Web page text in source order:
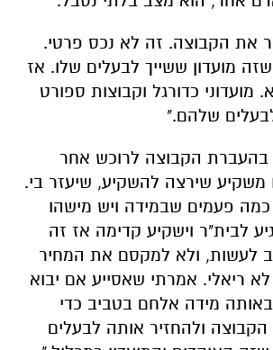
את הקבוצה. זה לא נכס פרטי.
מועדון ששייך לבעלים שלו. אז
כדורגל וקבוצות ספורט
שלהם."
בהעברת הקבוצה לרוכש אחר
שירצה להשקיע, שיעזר בי.
כמה פעמים שבמידה ויש מישהו
לבית"ר וישקיע קדימה אז זה
לעשות, ולא למקסם את המחיר
ריאלי. אמרתי שאסייע אם יבוא
מידה אלחם בטביב כדי
ולהחזיר אותה לבעלים